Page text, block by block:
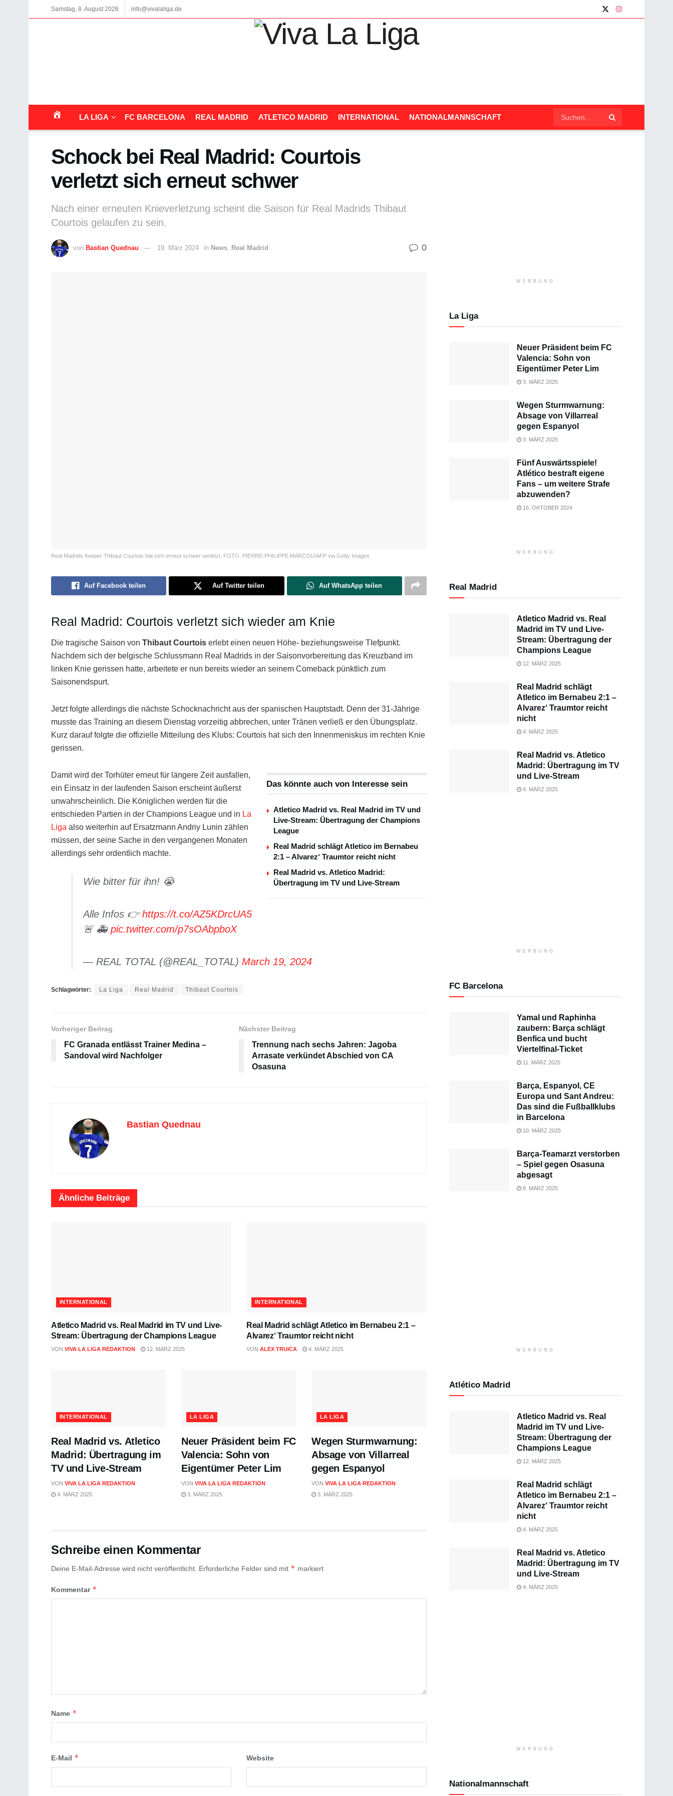
Samstag, 8. August 2026 info@vivalaliga.de
LA LIGA FC BARCELONA REAL MADRID ATLETICO MADRID INTERNATIONAL NATIONALMANNSCHAFT
Schock bei Real Madrid: Courtois
verletzt sich erneut schwer
Nach einer erneuten Knieverletzung scheint die Saison für Real Madrids Thibaut
Courtois gelaufen zu sein.
von Bastian Quednau 19. März 2024 in News Real Madrid 0
Real Madrids Keeper Thibaut Courtois hat sich erneut schwer verletzt. FOTO: PIERRE-PHILIPPE MARCOU/AFP via Getty Images
Auf Facebook teilen Auf Twitter teilen Auf WhatsApp teilen
Real Madrid: Courtois verletzt sich wieder am Knie
Die tragische Saison von Thibaut Courtois erlebt einen neuen Höhe- beziehungsweise TIefpunkt.
Nachdem sich der belgische Schlussmann Real Madrids in der Saisonvorbereitung das Kreuzband im
linken Knie gerissen hatte, arbeitete er nun bereits wieder an seinem Comeback pünktlich zum
Saisonendspurt.
Jetzt folgte allerdings die nächste Schocknachricht aus der spanischen Hauptstadt. Denn der 31-Jährige
musste das Training an diesem Dienstag vorzeitig abbrechen, unter Tränen verließ er den Übungsplatz.
Kurz darauf folgte die offizielle Mitteilung des Klubs: Courtois hat sich den Innenmeniskus im rechten Knie
gerissen.
Das könnte auch von Interesse sein
Atletico Madrid vs. Real Madrid im TV und
Live-Stream: Übertragung der Champions
League
Real Madrid schlägt Atletico im Bernabeu
2:1 – Alvarez‘ Traumtor reicht nicht
Real Madrid vs. Atletico Madrid:
Übertragung im TV und Live-Stream
Damit wird der Torhüter erneut für längere Zeit ausfallen,
ein Einsatz in der laufenden Saison erscheint äußerst
unwahrscheinlich. Die Königlichen werden für die
entschieden Partien in der Champions League und in La
Liga also weiterhin auf Ersatzmann Andriy Lunin zählen
müssen, der seine Sache in den vergangenen Monaten
allerdings sehr ordentlich machte.
Wie bitter für ihn! 😭
Alle Infos 👉https://t.co/AZ5KDrcUA5
🚨 🚑 pic.twitter.com/p7sOAbpboX
— REAL TOTAL (@REAL_TOTAL) March 19, 2024
Schlagwörter: La Liga Real Madrid Thibaut Courtois
Vorheriger Beitrag
FC Granada entlässt Trainer Medina –
Sandoval wird Nachfolger
Nächster Beitrag
Trennung nach sechs Jahren: Jagoba
Arrasate verkündet Abschied von CA
Osasuna
Bastian Quednau
Ähnliche Beiträge
INTERNATIONAL
Atletico Madrid vs. Real Madrid im TV und Live-
Stream: Übertragung der Champions League
VON VIVA LA LIGA REDAKTION 12. MÄRZ 2025
INTERNATIONAL
Real Madrid schlägt Atletico im Bernabeu 2:1 –
Alvarez‘ Traumtor reicht nicht
VON ALEX TRUICA 4. MÄRZ 2025
INTERNATIONAL
Real Madrid vs. Atletico
Madrid: Übertragung im
TV und Live-Stream
VON VIVA LA LIGA REDAKTION
4. MÄRZ 2025
LA LIGA
Neuer Präsident beim FC
Valencia: Sohn von
Eigentümer Peter Lim
VON VIVA LA LIGA REDAKTION
3. MÄRZ 2025
LA LIGA
Wegen Sturmwarnung:
Absage von Villarreal
gegen Espanyol
VON VIVA LA LIGA REDAKTION
3. MÄRZ 2025
Schreibe einen Kommentar
Deine E-Mail-Adresse wird nicht veröffentlicht. Erforderliche Felder sind mit * markiert
Kommentar *
Name *
E-Mail * Website
WERBUNG
La Liga
Neuer Präsident beim FC
Valencia: Sohn von
Eigentümer Peter Lim
3. MÄRZ 2025
Wegen Sturmwarnung:
Absage von Villarreal
gegen Espanyol
3. MÄRZ 2025
Fünf Auswärtsspiele!
Atlético bestraft eigene
Fans – um weitere Strafe
abzuwenden?
16. OKTOBER 2024
WERBUNG
Real Madrid
Atletico Madrid vs. Real
Madrid im TV und Live-
Stream: Übertragung der
Champions League
12. MÄRZ 2025
Real Madrid schlägt
Atletico im Bernabeu 2:1 –
Alvarez‘ Traumtor reicht
nicht
4. MÄRZ 2025
Real Madrid vs. Atletico
Madrid: Übertragung im TV
und Live-Stream
4. MÄRZ 2025
WERBUNG
FC Barcelona
Yamal und Raphinha
zaubern: Barça schlägt
Benfica und bucht
Viertelfinal-Ticket
11. MÄRZ 2025
Barça, Espanyol, CE
Europa und Sant Andreu:
Das sind die Fußballklubs
in Barcelona
10. MÄRZ 2025
Barça-Teamarzt verstorben
– Spiel gegen Osasuna
abgesagt
8. MÄRZ 2025
WERBUNG
Atlético Madrid
Atletico Madrid vs. Real
Madrid im TV und Live-
Stream: Übertragung der
Champions League
12. MÄRZ 2025
Real Madrid schlägt
Atletico im Bernabeu 2:1 –
Alvarez‘ Traumtor reicht
nicht
4. MÄRZ 2025
Real Madrid vs. Atletico
Madrid: Übertragung im TV
und Live-Stream
4. MÄRZ 2025
WERBUNG
Nationalmannschaft